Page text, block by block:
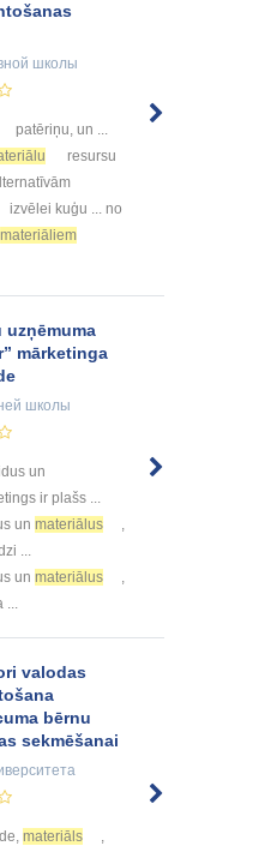
школы
patēriņu, un ...
resursu
izvēlei kuģu ... no
materiāliem
uzņēmuma
mārketinga
школы
un
ir plašs ...
un materiālus
...
un materiālus
valodas
bērnu
sekmēšanai
materiāls